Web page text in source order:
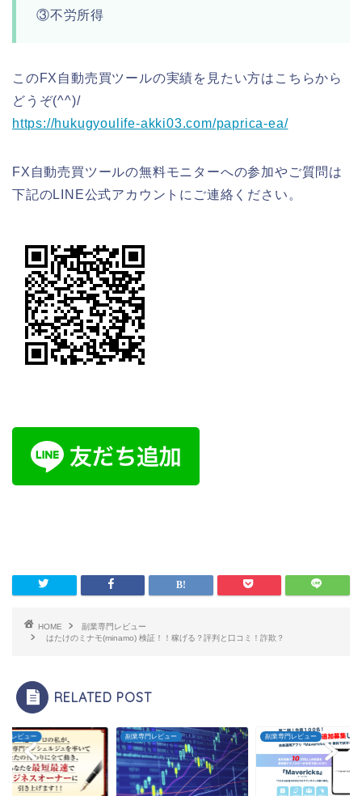
③不労所得
このFX自動売買ツールの実績を見たい方はこちらから
どうぞ(^^)/
https://hukugyoulife-akki03.com/paprica-ea/
FX自動売買ツールの無料モニターへの参加やご質問は
下記のLINE公式アカウントにご連絡ください。
HOME
副業専門レビュー
はたけのミナモ(minamo) 検証！！稼げる？評判と口コミ！詐欺？
RELATED POST
門レビュー 副業専門レビュー 副業専門レビュー